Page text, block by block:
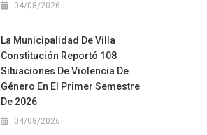
04/08/2026
La Municipalidad De Villa
Constitución Reportó 108
Situaciones De Violencia De
Género En El Primer Semestre
De 2026
04/08/2026